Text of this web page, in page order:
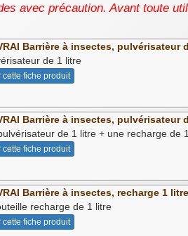
avec précaution. Avant toute
Barrière à insectes, pulvérisateur
de 1 litre
cette fiche produit
Barrière à insectes, pulvérisateur
de 1 litre + une recharge de
cette fiche produit
Barrière à insectes, recharge 1 litre
recharge de 1 litre
cette fiche produit